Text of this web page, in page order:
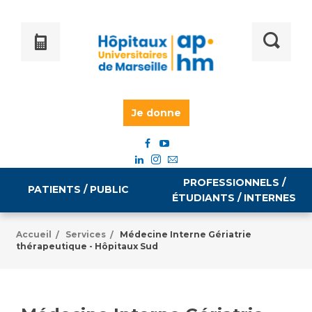
Je donne
PATIENTS / PUBLIC
Informations pratiques
PROFESSIONNELS /
ÉTUDIANTS / INTERNES
Égalité professionnelle
Emploi / formation
Accueil / Services /
Médecine Interne Gériatrie
thérapeutique - Hôpitaux Sud